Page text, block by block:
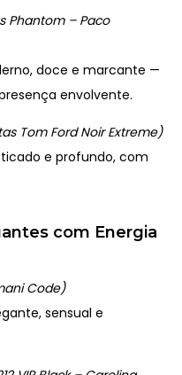
Phantom – Paco
doce e marcante —
envolvente.
Tom Ford Noir Extreme)
e profundo, com
com Energia
Code)
sensual e